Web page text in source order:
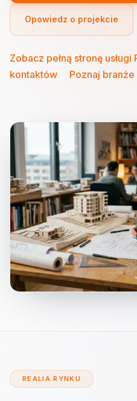
Opowiedz o projekcie
Zobacz pełną stronę
kontaktów
Poznaj branże
REALIA RYNKU